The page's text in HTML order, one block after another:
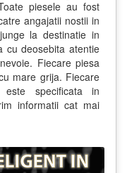
piesele au fost
angajatii nostii in
la destinatie in
cu deosebita atentie
Fiecare piesa
mare grija. Fiecare
este specificata in
informatii cat mai